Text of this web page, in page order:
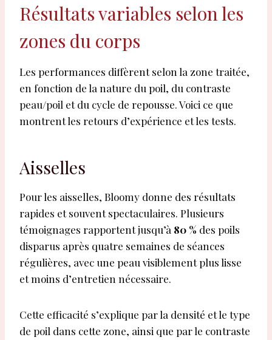
Résultats variables selon les
zones du corps
Les performances diffèrent selon la zone traitée,
en fonction de la nature du poil, du contraste
peau/poil et du cycle de repousse. Voici ce que
montrent les retours d’expérience et les tests.
Aisselles
Pour les aisselles, Bloomy donne des résultats
rapides et souvent spectaculaires. Plusieurs
témoignages rapportent jusqu’à 80 % des poils
disparus après quatre semaines de séances
régulières, avec une peau visiblement plus lisse
et moins d’entretien nécessaire.
Cette efficacité s’explique par la densité et le type
de poil dans cette zone, ainsi que par le contraste